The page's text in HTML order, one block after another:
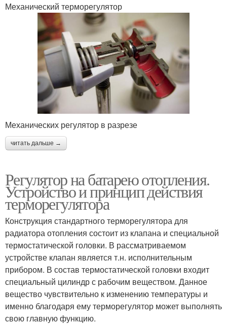
Механический терморегулятор
Механических регулятор в разрезе
читать дальше →
Регулятор на батарею отопления.
Устройство и принцип действия
терморегулятора
Конструкция стандартного терморегулятора для
радиатора отопления состоит из клапана и специальной
термостатической головки. В рассматриваемом
устройстве клапан является т.н. исполнительным
прибором. В состав термостатической головки входит
специальный цилиндр с рабочим веществом. Данное
вещество чувствительно к изменению температуры и
именно благодаря ему терморегулятор может выполнять
свою главную функцию.